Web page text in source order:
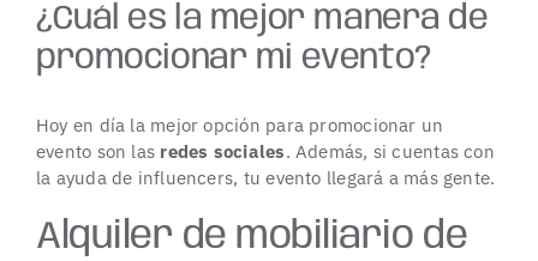
¿Cuál es la mejor manera de
promocionar mi evento?
Hoy en día la mejor opción para promocionar un
evento son las redes sociales. Además, si cuentas con
la ayuda de influencers, tu evento llegará a más gente.
Alquiler de mobiliario de